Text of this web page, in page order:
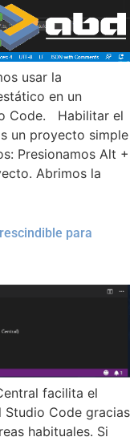
usar la
en un
Code. Habilitar el
un proyecto simple
Presionamos Alt +
Abrimos la
para
facilita el
Studio Code gracias
habituales. Si